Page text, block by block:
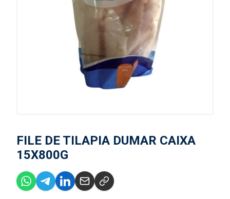
FILE DE TILAPIA DUMAR CAIXA
15X800G